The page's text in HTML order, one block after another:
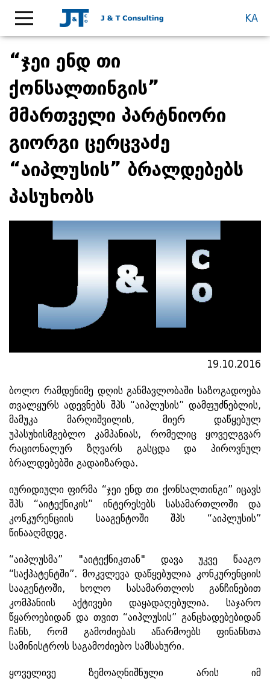
KA
“ჯეი ენდ თი
ქონსალთინგის”
მმართველი პარტნიორი
გიორგი ცერცვაძე
“აიპლუსის” ბრალდებებს
პასუხობს
19.10.2016
ბოლო რამდენიმე დღის განმავლობაში საზოგადოება
თვალყურს ადევნებს შპს “აიპლუსის” დამფუძნებლის,
მამუკა მარღიშვილის, მიერ დაწყებულ
უპასუხისმგებლო კამპანიას, რომელიც ყოველგვარ
რაციონალურ ზღვარს გასცდა და პიროვნულ
ბრალდებებში გადაიზარდა.
იურიდიული ფირმა “ჯეი ენდ თი ქონსალთინგი” იცავს
შპს “აიტექნიკის” ინტერესებს სასამართლოში და
კონკურენციის სააგენტოში შპს “აიპლუსის”
წინააღმდეგ.
“აიპლუსმა” "აიტექნიკთან" დავა უკვე წააგო
“საქპატენტში”. მოკვლევა დაწყებულია კონკურენციის
სააგენტოში, ხოლო სასამართლოს განჩინებით
კომპანიის აქტივები დაყადაღებულია. საჯარო
წყაროებიდან და თვით “აიპლუსის” განცხადებებიდან
ჩანს, რომ გამოძიებას აწარმოებს ფინანსთა
სამინისტროს საგამოძიებო სამსახური.
ყოველივე ზემოაღნიშნული არის იმ